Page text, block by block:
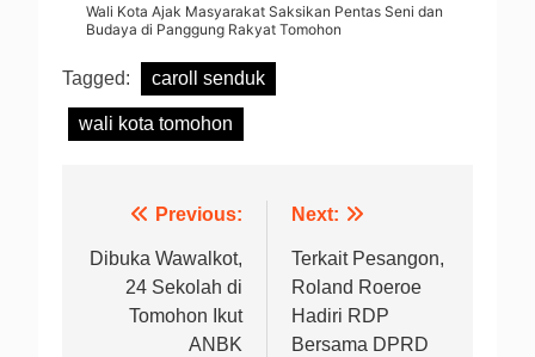
Wali Kota Ajak Masyarakat Saksikan Pentas Seni dan
Budaya di Panggung Rakyat Tomohon
Tagged: caroll senduk
wali kota tomohon
Navigasi
pos
Previous:
Dibuka Wawalkot,
24 Sekolah di
Tomohon Ikut
ANBK
Next:
Terkait Pesangon,
Roland Roeroe
Hadiri RDP
Bersama DPRD